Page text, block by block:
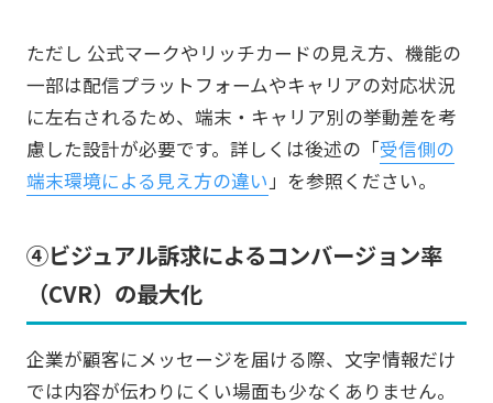
ただし 公式マークやリッチカードの見え方、機能の
一部は配信プラットフォームやキャリアの対応状況
に左右されるため、端末・キャリア別の挙動差を考
慮した設計が必要です。詳しくは後述の「受信側の
端末環境による見え方の違い 」を参照ください。
④ビジュアル訴求によるコンバージョン率
（CVR）の最大化
企業が顧客にメッセージを届ける際、文字情報だけ
では内容が伝わりにくい場面も少なくありません。